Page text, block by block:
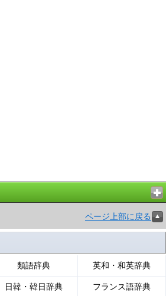
ページ上部に戻る
類語辞典 英和・和英辞典
日韓・韓日辞典 フランス語辞典